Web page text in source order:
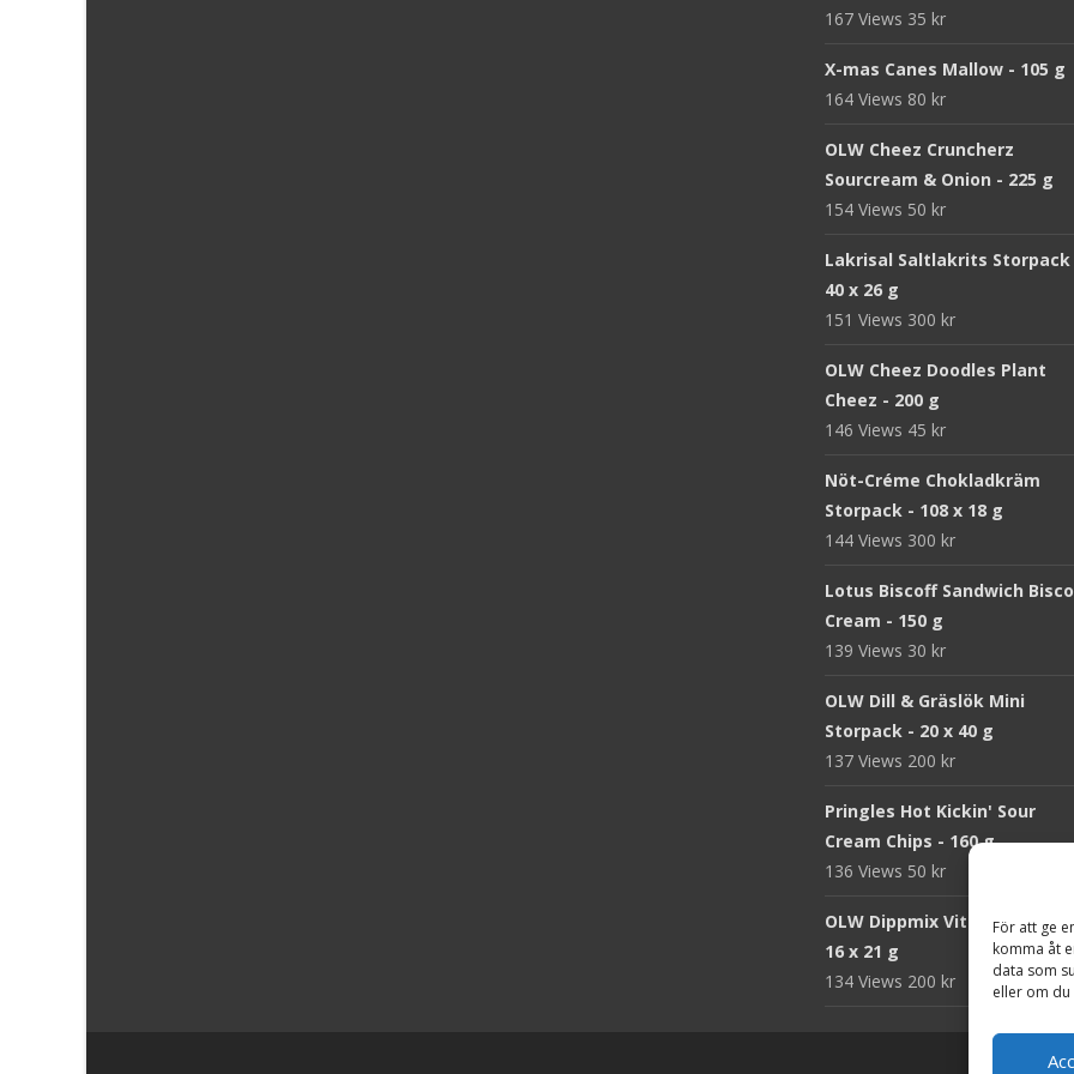
För att ge
komma åt
data som
eller om
167 Views 35 kr
X-mas Canes Mallow - 105 g
164 Views 80 kr
OLW Cheez Cruncherz
Sourcream & Onion - 225 g
154 Views 50 kr
Lakrisal Saltlakrits Storpack
40 x 26 g
151 Views 300 kr
OLW Cheez Doodles Plant
Cheez - 200 g
146 Views 45 kr
Nöt-Créme Chokladkräm
Storpack - 108 x 18 g
144 Views 300 kr
Lotus Biscoff Sandwich
Cream - 150 g
139 Views 30 kr
OLW Dill & Gräslök Mini
Storpack - 20 x 40 g
137 Views 200 kr
Pringles Hot Kickin' Sour
Cream Chips - 160 g
136 Views 50 kr
OLW Dippmix Vitlök
16 x 21 g
134 Views 200 kr